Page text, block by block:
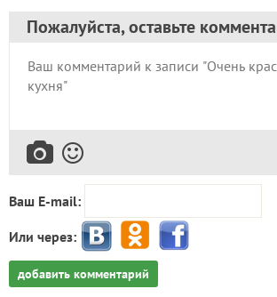
Пожалуйста, оставьте
Ваш E-mail:
Или через:
добавить комментарий